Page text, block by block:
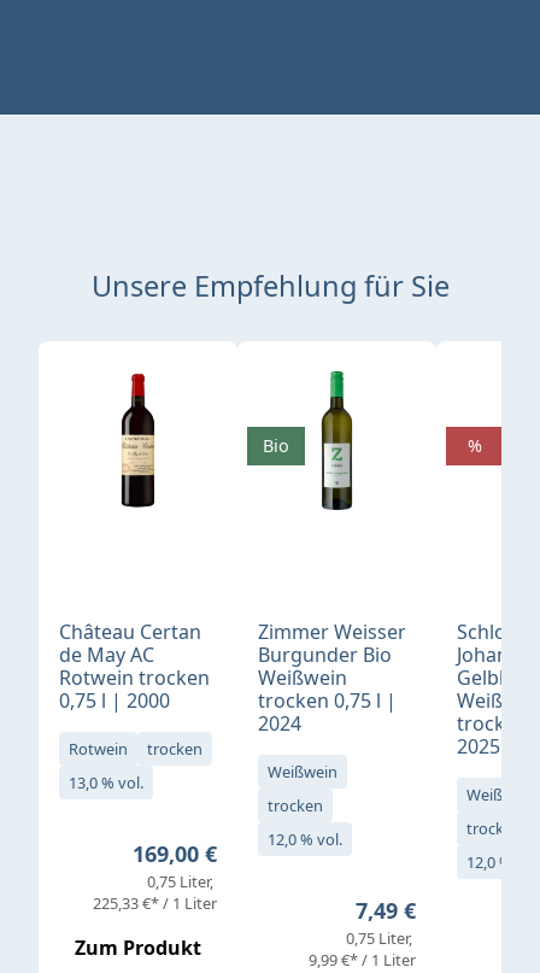
Unsere Empfehlung für Sie
Produktgalerie überspringen
Château Certan
de May AC
Rotwein trocken
0,75 l | 2000
Rotwein
trocken
13,0 % vol.
Regulärer Preis:
169,00 €
0,75 Liter
225,33 €* / 1 Liter
Zum Produkt
Zimmer Weisser
Burgunder Bio
Weißwein
trocken 0,75 l |
2024
Weißwein
trocken
12,0 % vol.
Regulärer Preis:
7,49 €
0,75 Liter
9,99 €* / 1 Liter
Bio
Schloß
Gelblack
trocken
2025
Weißwein
trocken
12,0 % vol.
%